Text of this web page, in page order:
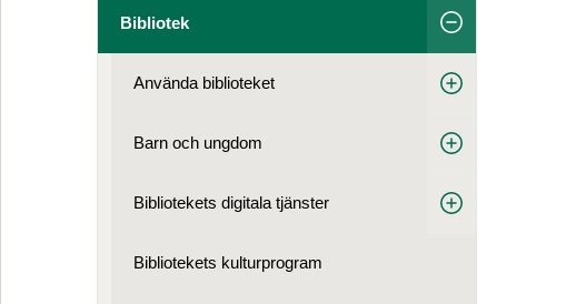
Bibliotek
Använda biblioteket
Barn och ungdom
Bibliotekets digitala tjänster
Bibliotekets kulturprogram